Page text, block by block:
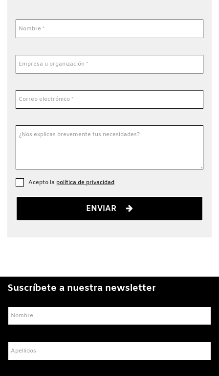
Nombre *
Empresa u organización *
Correo electrónico *
¿Nos explicas brevemente tus necesidades?
Acepto la política de privacidad
ENVIAR
Suscríbete a nuestra newsletter
Nombre
Apellidos